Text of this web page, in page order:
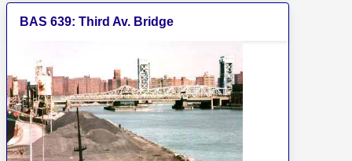
BAS 639: Third Av. Bridge